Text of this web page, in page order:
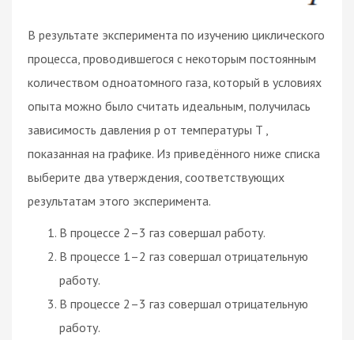
В результате эксперимента по изучению циклического
процесса, проводившегося с некоторым постоянным
количеством одноатомного газа, который в условиях
опыта можно было считать идеальным, получилась
зависимость давления p от температуры T ,
показанная на графике. Из приведённого ниже списка
выберите два утверждения, соответствующих
результатам этого эксперимента.
В процессе 2–3 газ совершал работу.
В процессе 1–2 газ совершал отрицательную
работу.
В процессе 2–3 газ совершал отрицательную
работу.